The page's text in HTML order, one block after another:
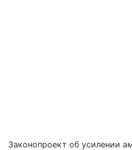
Законопроект об усилении